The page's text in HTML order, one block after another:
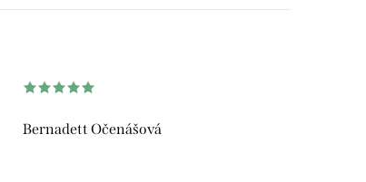
Bernadett Očenášová